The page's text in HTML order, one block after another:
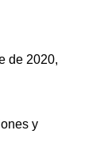
de 2020,
y